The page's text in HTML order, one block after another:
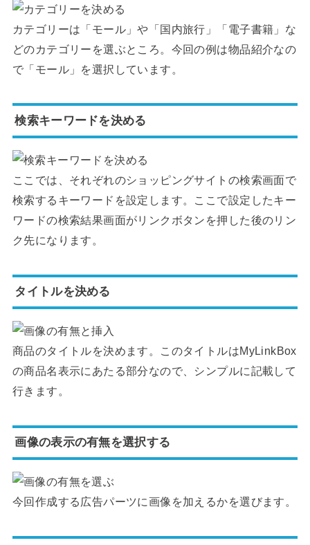
カテゴリーは「モール」や「国内旅行」「電子書籍」な
どのカテゴリーを選ぶところ。今回の例は物品紹介なの
で「モール」を選択しています。
検索キーワードを決める
ここでは、それぞれのショッピングサイトの検索画面で
検索するキーワードを設定します。ここで設定したキー
ワードの検索結果画面がリンクボタンを押した後のリン
ク先になります。
タイトルを決める
商品のタイトルを決めます。このタイトルはMyLinkBox
の商品名表示にあたる部分なので、シンプルに記載して
行きます。
画像の表示の有無を選択する
今回作成する広告パーツに画像を加えるかを選びます。